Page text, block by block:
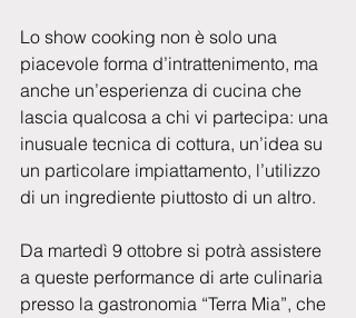
Lo show cooking non è solo una
piacevole forma d’intrattenimento, ma
anche un’esperienza di cucina che
lascia qualcosa a chi vi partecipa: una
inusuale tecnica di cottura, un’idea su
un particolare impiattamento, l’utilizzo
di un ingrediente piuttosto di un altro.
Da martedì 9 ottobre si potrà assistere
a queste performance di arte culinaria
presso la gastronomia “Terra Mia”, che